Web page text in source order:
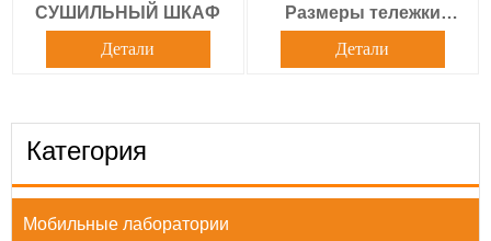
СУШИЛЬНЫЙ ШКАФ
Детали
Размеры тележки
СУШИЛЬНЫЙ ШКАФ
2000L
Детали
Категория
Мобильные лаборатории